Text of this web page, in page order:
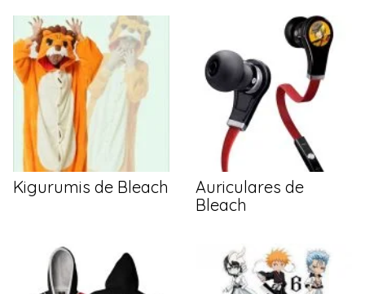
Kigurumis de Bleach
Auriculares de
Bleach